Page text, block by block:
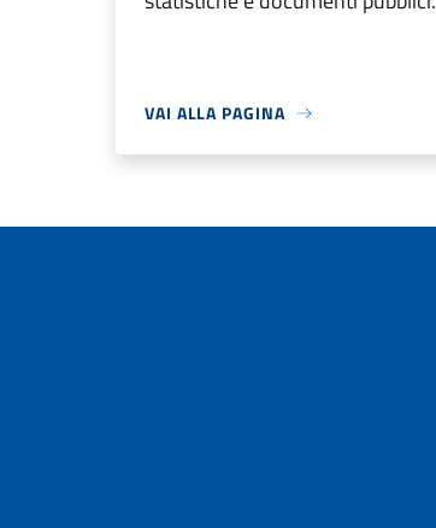
VAI ALLA PAGINA